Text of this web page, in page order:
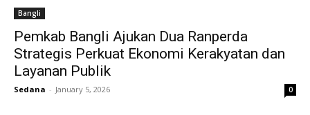
Bangli
Pemkab Bangli Ajukan Dua Ranperda
Strategis Perkuat Ekonomi Kerakyatan dan
Layanan Publik
Sedana - January 5, 2026 0